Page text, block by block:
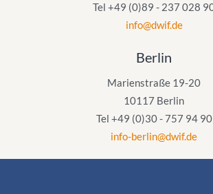
Tel +49 (0)89 - 237 028
info@dwif.de
Berlin
Marienstraße 19-20
10117 Berlin
Tel +49 (0)30 - 757 94 90
info-berlin@dwif.de